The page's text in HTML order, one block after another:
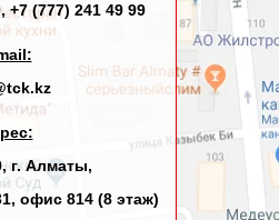
, +7 (777) 241 49 99
г. Алматы,
офис 814 (8 этаж)